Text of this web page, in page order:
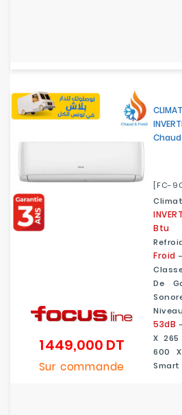
[FC-
Btu
Froid
De
53dB
X
600
Smart
1 449,000 DT
Sur commande